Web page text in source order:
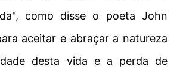
como disse o poeta John
aceitar e abraçar a natureza
desta vida e a perda de